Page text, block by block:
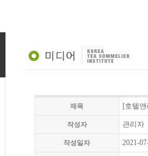
제목 [호텔
작성자 관리자
작성일자 2021-